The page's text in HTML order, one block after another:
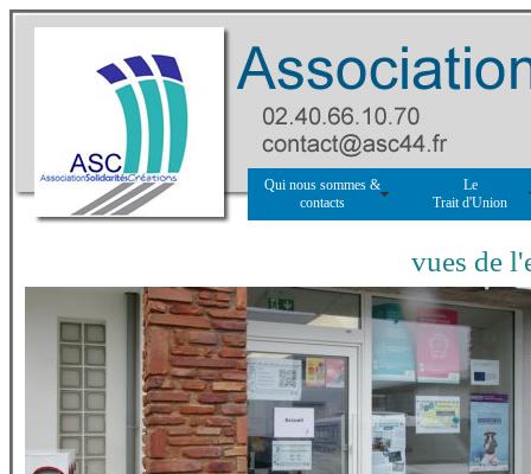
Qui nous sommes &
contacts
Le
Trait d'Union
vues de